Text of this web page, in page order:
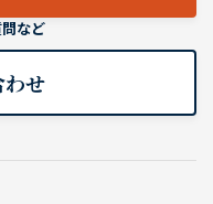
など
せ